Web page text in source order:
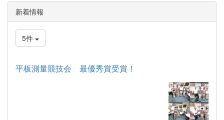
新着情報
5件
平板測量競技会 最優秀賞受賞！